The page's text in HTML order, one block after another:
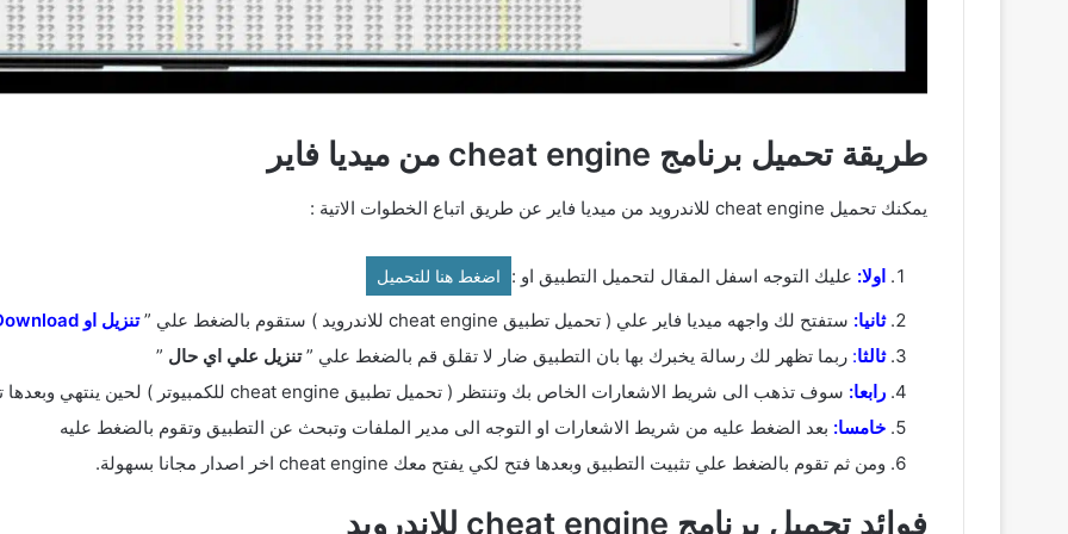
طريقة تحميل برنامج cheat engine من ميديا فاير
يمكنك تحميل cheat engine للاندرويد من ميديا فاير عن طريق اتباع الخطوات الاتية :
اولا: عليك التوجه اسفل المقال لتحميل التطبيق او : اضغط هنا للتحميل
ثانيا: ستفتح لك واجهه ميديا فاير علي ( تحميل تطبيق cheat engine للاندرويد ) ستقوم بالضغط علي ” تنزيل او Download
ثالثا: ربما تظهر لك رسالة يخبرك بها بان التطبيق ضار لا تقلق قم بالضغط علي ”تنزيل علي اي حال ”
رابعا: سوف تذهب الى شريط الاشعارات الخاص بك وتنتظر ( تحميل تطبيق cheat engine للكمبيوتر ) لحين ينتهي وبعدها تقوم بالضغط عليه.
خامسا: بعد الضغط عليه من شريط الاشعارات او التوجه الى مدير الملفات وتبحث عن التطبيق وتقوم بالضغط عليه
ومن ثم تقوم بالضغط علي تثبيت التطبيق وبعدها فتح لكي يفتح معك cheat engine اخر اصدار مجانا بسهولة.
فوائد تحميل برنامج cheat engine للاندرويد